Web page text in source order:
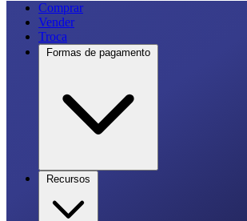
Comprar
Vender
Troca
Formas de pagamento
Recursos